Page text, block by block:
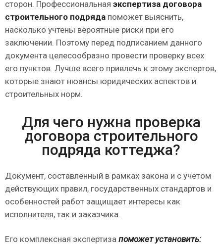
сторон. Профессиональная экспертиза договора
строительного подряда поможет выяснить,
насколько учтены вероятные риски при его
заключении. Поэтому перед подписанием данного
документа целесообразно провести проверку всех
его пунктов. Лучше всего привлечь к этому экспертов,
которые знают нюансы юридических аспектов и
строительных норм.
Для чего нужна проверка
договора строительного
подряда коттеджа?
Документ, составленный в рамках закона и с учетом
действующих правил, государственных стандартов и
особенностей работ защищает интересы как
исполнителя, так и заказчика.
Его комплексная экспертиза поможет установить: